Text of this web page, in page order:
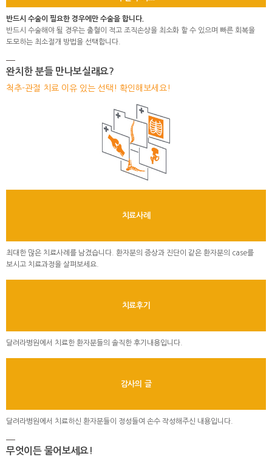
반드시 수술이 필요한 경우에만 수술을 합니다.
반드시 수술해야 될 경우는 출혈이 적고 조직손상을 최소화 할 수 있으며 빠른 회복을
도모하는 최소절개 방법을 선택합니다.
완치한 분들 만나보실래요?
척추-관절 치료 이유 있는 선택! 확인해보세요!
치료사례
최대한 많은 치료사례를 남겼습니다. 환자분의 증상과 진단이 같은 환자분의 case를
보시고 치료과정을 살펴보세요.
치료후기
달려라병원에서 치료한 환자분들의 솔직한 후기내용입니다.
감사의 글
달려라병원에서 치료하신 환자분들이 정성들여 손수 작성해주신 내용입니다.
무엇이든 물어보세요!